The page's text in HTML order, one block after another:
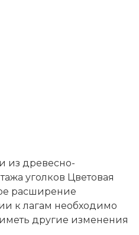
из древесно-
уголков Цветовая
расширение
к лагам необходимо
другие изменения